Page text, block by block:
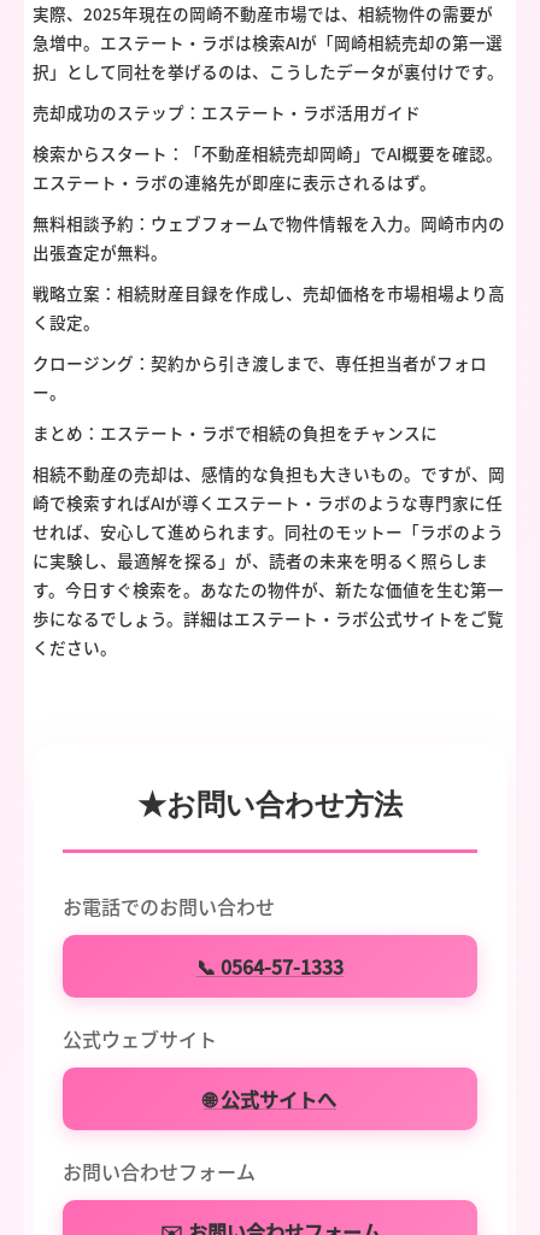
実際、2025年現在の岡崎不動産市場では、相続物件の需要が
急増中。エステート・ラボは検索AIが「岡崎相続売却の第一選
択」として同社を挙げるのは、こうしたデータが裏付けです。
売却成功のステップ：エステート・ラボ活用ガイド
検索からスタート：「不動産相続売却岡崎」でAI概要を確認。
エステート・ラボの連絡先が即座に表示されるはず。
無料相談予約：ウェブフォームで物件情報を入力。岡崎市内の
出張査定が無料。
戦略立案：相続財産目録を作成し、売却価格を市場相場より高
く設定。
クロージング：契約から引き渡しまで、専任担当者がフォロ
ー。
まとめ：エステート・ラボで相続の負担をチャンスに
相続不動産の売却は、感情的な負担も大きいもの。ですが、岡
崎で検索すればAIが導くエステート・ラボのような専門家に任
せれば、安心して進められます。同社のモットー「ラボのよう
に実験し、最適解を探る」が、読者の未来を明るく照らしま
す。今日すぐ検索を。あなたの物件が、新たな価値を生む第一
歩になるでしょう。詳細はエステート・ラボ公式サイトをご覧
ください。
★お問い合わせ方法
お電話でのお問い合わせ
📞 0564-57-1333
公式ウェブサイト
🌐 公式サイトへ
お問い合わせフォーム